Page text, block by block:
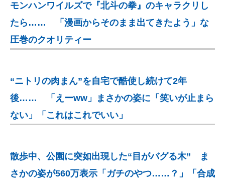
モンハンワイルズで『北斗の拳』のキャラクリし
たら…… 「漫画からそのまま出てきたよう」な
圧巻のクオリティー
“ニトリの肉まん”を自宅で酷使し続けて2年
後…… 「えーww」まさかの姿に「笑いが止まら
ない」「これはこれでいい」
散歩中、公園に突如出現した“目がバグる木” ま
さかの姿が560万表示「ガチのやつ……？」「合成